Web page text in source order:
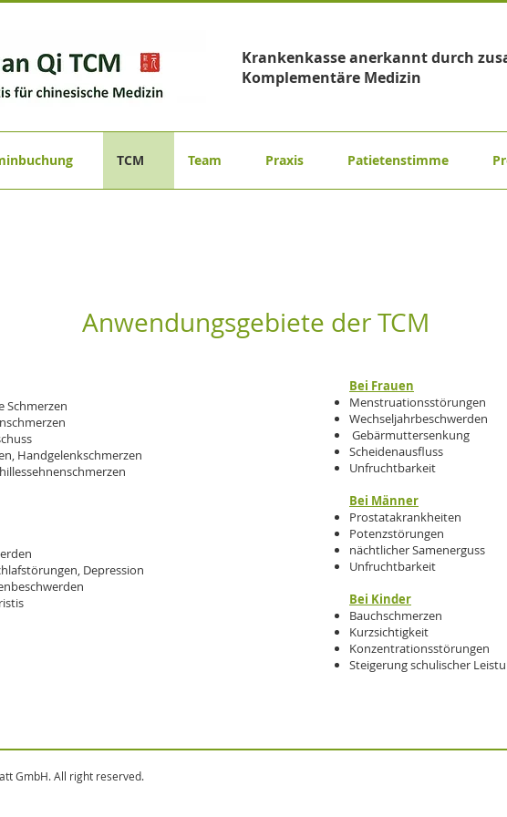
Krankenkasse anerkannt durch
Komplementäre Medizin
TCM Team Praxis Patietenstimme
Anwendungsgebiete der TCM
Schmerzen
Handgelenkschmerzen
Depression
Bei Frauen
Menstruationsstörungen
Wechseljahrbeschwerden
Gebärmuttersenkung
Scheidenausfluss
Unfruchtbarkeit
Bei Männer
Prostatakrankheiten
Potenzstörungen
nächtlicher Samenerguss
Unfruchtbarkeit
Bei Kinder
Bauchschmerzen
Kurzsichtigkeit
Konzentrationsstörungen
Steigerung schulischer
GmbH. All right reserved.